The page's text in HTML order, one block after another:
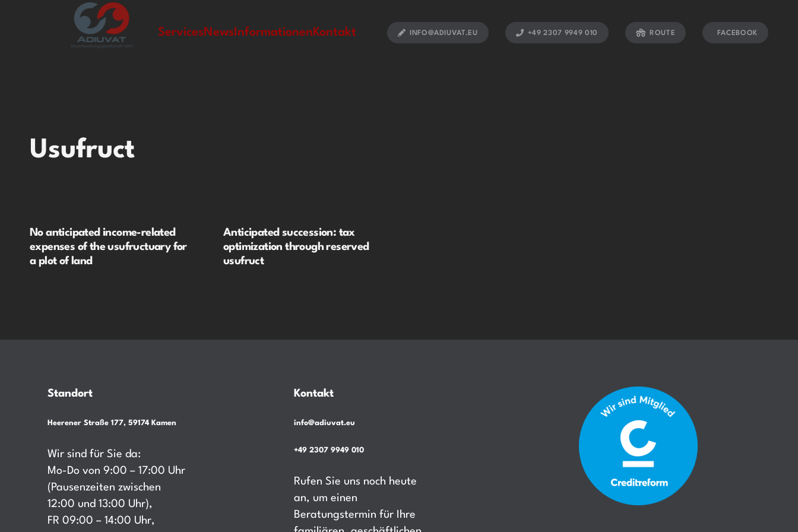
ServicesNewsInformationenKontakt INFO@ADIUVAT.EU +49 2307 9949 010 ROUTE FACEBOOK
Usufruct
No anticipated income-related
expenses of the usufructuary for
a plot of land
Anticipated succession: tax
optimization through reserved
usufruct
Standort
Heerener Straße 177, 59174 Kamen
Wir sind für Sie da:
Mo-Do von 9:00 – 17:00 Uhr
(Pausenzeiten zwischen
12:00 und 13:00 Uhr),
FR 09:00 – 14:00 Uhr,
Kontakt
info@adiuvat.eu
+49 2307 9949 010
Rufen Sie uns noch heute
an, um einen
Beratungstermin für Ihre